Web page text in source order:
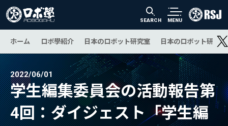
SEARCH MENU
ホーム ロボ學紹介 日本のロボット研究室 日本のロボット研究
2022/06/01
学生編集委員会の活動報告第
4回：ダイジェスト「学生編